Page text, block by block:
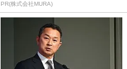
PR(株式会社MURA)